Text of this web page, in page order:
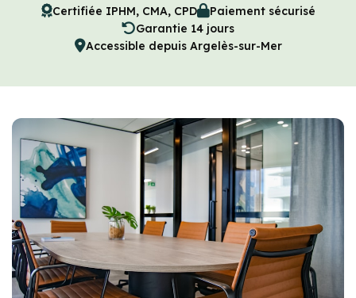
Certifiée IPHM, CMA, CPD
Paiement sécurisé
Garantie 14 jours
Accessible depuis Argelès-sur-Mer